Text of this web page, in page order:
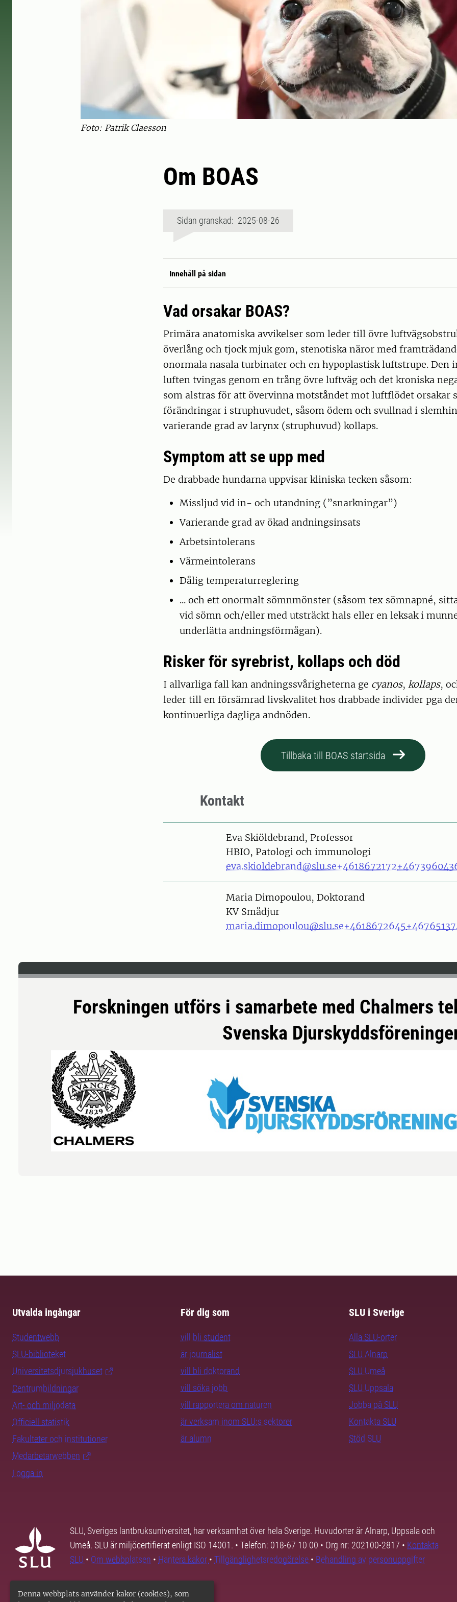
Denna webbplats använder kakor (cookies), som
Foto: Patrik Claesson
Om BOAS
Sidan granskad: 2025-08-26
Innehåll på sidan
Vad orsakar BOAS?
Primära anatomiska avvikelser som leder till övre
överlång och tjock mjuk gom, stenotiska näror med
onormala nasala turbinater och en hypoplastisk luftstrupe. Den
luften tvingas genom en trång övre luftväg och det kroniska
som alstras för att övervinna motståndet mot luftflödet orsakar
förändringar i struphuvudet, såsom ödem och svullnad i
varierande grad av larynx (struphuvud) kollaps.
Symptom att se upp med
De drabbade hundarna uppvisar kliniska tecken såsom:
Missljud vid in- och utandning (”snarkningar”)
Varierande grad av ökad andningsinsats
Arbetsintolerans
Värmeintolerans
Dålig temperaturreglering
... och ett onormalt sömnmönster (såsom tex sömnapné,
vid sömn och/eller med utsträckt hals eller en leksak i
underlätta andningsförmågan).
Risker för syrebrist, kollaps och död
I allvarliga fall kan andningssvårigheterna ge cyanos, kollaps,
leder till en försämrad livskvalitet hos drabbade individer pga
kontinuerliga dagliga andnöden.
Tillbaka till BOAS startsida
Kontakt
PersonEva Skiöldebrand, Professor
HBIO, Patologi och immunologi
eva.skioldebrand@slu.se+4618672172
PersonMaria Dimopoulou, Doktorand
KV Smådjur
maria.dimopoulou@slu.se+4618672645
Forskningen utförs i samarbete med Chalmers
Svenska
Utvalda ingångar
Studentwebb
SLU-biblioteket
Universitetsdjursjukhuset
Centrumbildningar
Art- och miljödata
Officiell statistik
Fakulteter och institutioner
Medarbetarwebben
Logga in
För dig som
vill bli student
är journalist
vill bli doktorand
vill söka jobb
vill rapportera om naturen
är verksam inom SLU:s sektorer
är alumn
SLU i Sverige
Alla SLU-orter
SLU Alnarp
SLU Umeå
SLU Uppsala
Jobba på SLU
Kontakta SLU
Stöd SLU
SLU, Sveriges lantbruksuniversitet, har verksamhet över hela Sverige. Huvudorter är Alnarp, Uppsala och
Umeå. SLU är miljöcertifierat enligt ISO 14001. • Telefon: 018-67 10 00 • Org nr: 202100-2817 • Kontakta
SLU • Om webbplatsen • Hantera kakor • Tillgänglighetsredogörelse • Behandling av personuppgifter